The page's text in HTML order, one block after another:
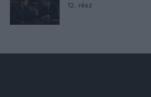
12. rész